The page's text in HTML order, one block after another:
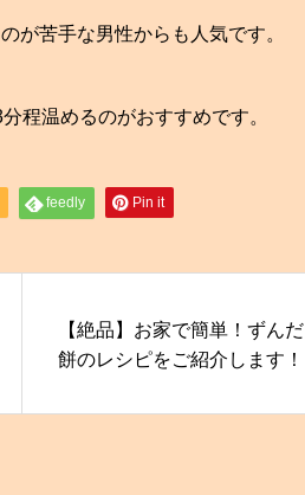
が苦手な男性からも人気です。
程温めるのがおすすめです。
feedly Pin it
【絶品】お家で簡単！ずんだ
餅のレシピをご紹介します！